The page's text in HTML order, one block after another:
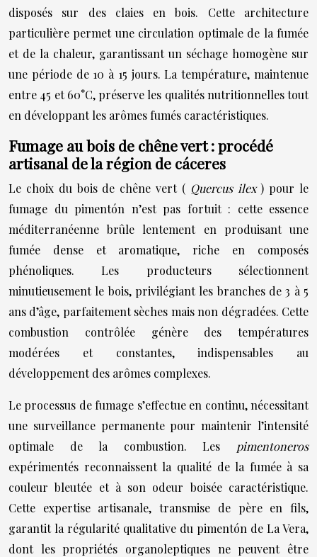
disposés sur des claies en bois. Cette architecture
particulière permet une circulation optimale de la fumée
et de la chaleur, garantissant un séchage homogène sur
une période de 10 à 15 jours. La température, maintenue
entre 45 et 60°C, préserve les qualités nutritionnelles tout
en développant les arômes fumés caractéristiques.
Fumage au bois de chêne vert : procédé
artisanal de la région de cáceres
Le choix du bois de chêne vert ( Quercus ilex) pour le
fumage du pimentón n’est pas fortuit : cette essence
méditerranéenne brûle lentement en produisant une
fumée dense et aromatique, riche en composés
phénoliques. Les producteurs sélectionnent
minutieusement le bois, privilégiant les branches de 3 à 5
ans d’âge, parfaitement sèches mais non dégradées. Cette
combustion contrôlée génère des températures
modérées et constantes, indispensables au
développement des arômes complexes.
Le processus de fumage s’effectue en continu, nécessitant
une surveillance permanente pour maintenir l’intensité
optimale de la combustion. Les pimentoneros
expérimentés reconnaissent la qualité de la fumée à sa
couleur bleutée et à son odeur boisée caractéristique.
Cette expertise artisanale, transmise de père en fils,
garantit la régularité qualitative du pimentón de La Vera,
dont les propriétés organoleptiques ne peuvent être